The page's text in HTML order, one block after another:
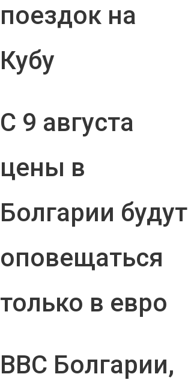
поездок на
Кубу
С 9 августа
цены в
Болгарии будут
оповещаться
только в евро
ВВС Болгарии,